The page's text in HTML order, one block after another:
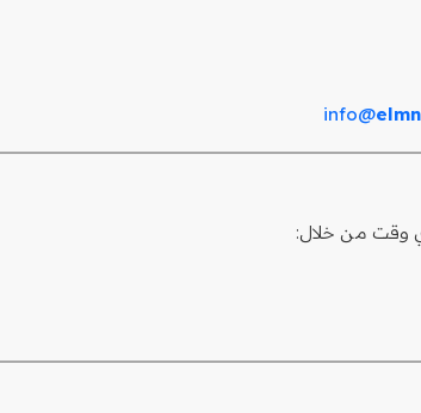
info@
أي وقت من خلال: